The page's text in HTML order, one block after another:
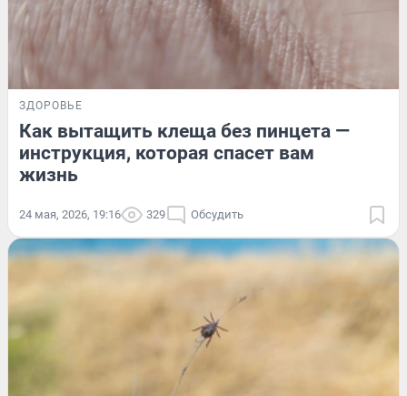
ЗДОРОВЬЕ
Как вытащить клеща без пинцета —
инструкция, которая спасет вам
жизнь
24 мая, 2026, 19:16 329 Обсудить